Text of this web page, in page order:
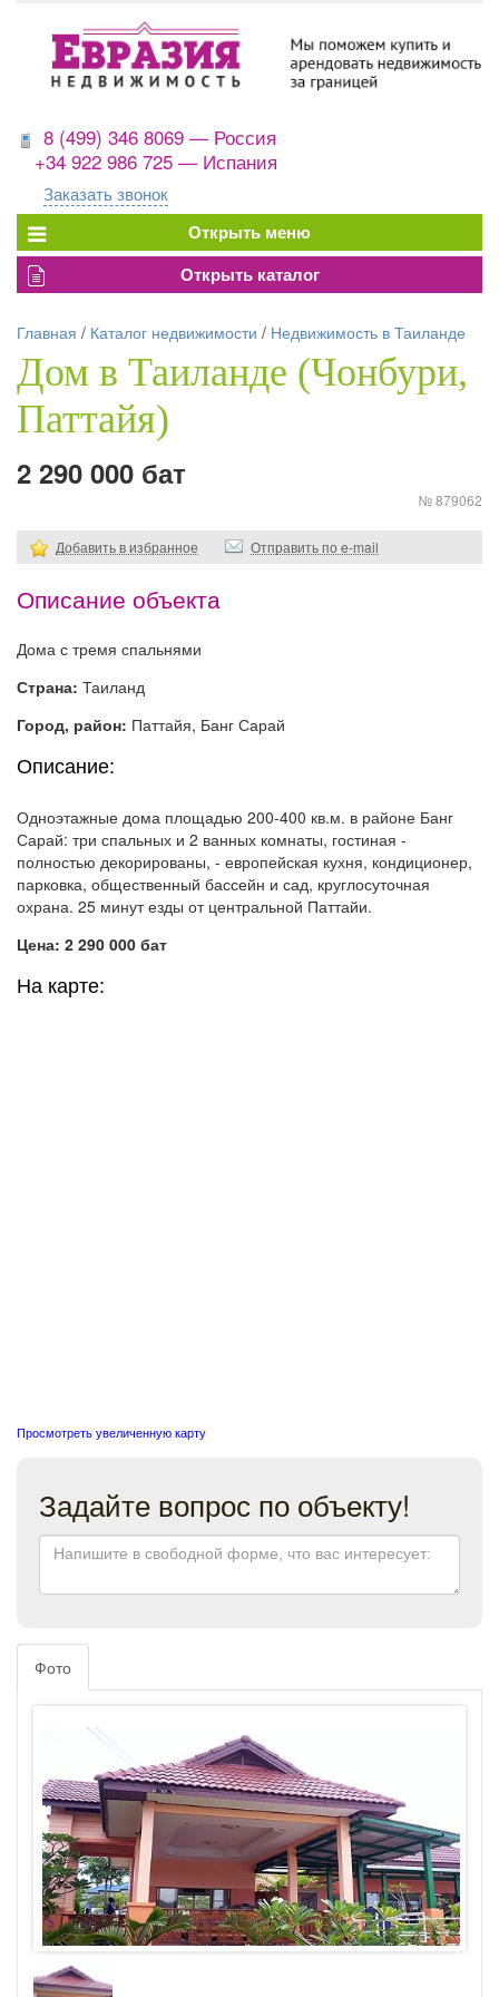
8 (499) 346 8069 — Россия
+34 922 986 725 — Испания
Заказать звонок
Главная / Каталог недвижимости / Недвижимость в Таиланде
Дом в Таиланде (Чонбури,
Паттайя)
2 290 000 бат
№ 879062
Добавить в избранное Отправить по e-mail
Описание объекта
Дома с тремя спальнями
Страна: Таиланд
Город, район: Паттайя, Банг Сарай
Описание:
Одноэтажные дома площадью 200-400 кв.м. в районе Банг
Сарай: три спальных и 2 ванных комнаты, гостиная -
полностью декорированы, - европейская кухня, кондиционер,
парковка, общественный бассейн и сад, круглосуточная
охрана. 25 минут езды от центральной Паттайи.
Цена: 2 290 000 бат
На карте:
Просмотреть увеличенную карту
Задайте вопрос по объекту!
Фото